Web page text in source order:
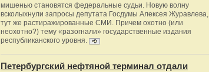
мишенью становятся федеральные судьи. Новую волну
всколыхнули запросы депутата Госдумы Алексея Журавлева,
тут же растиражированные СМИ. Причем охотно (или
неохотно?) тему «разогнали» государственные издания
республиканского уровня.
Петербургский нефтяной терминал отдали